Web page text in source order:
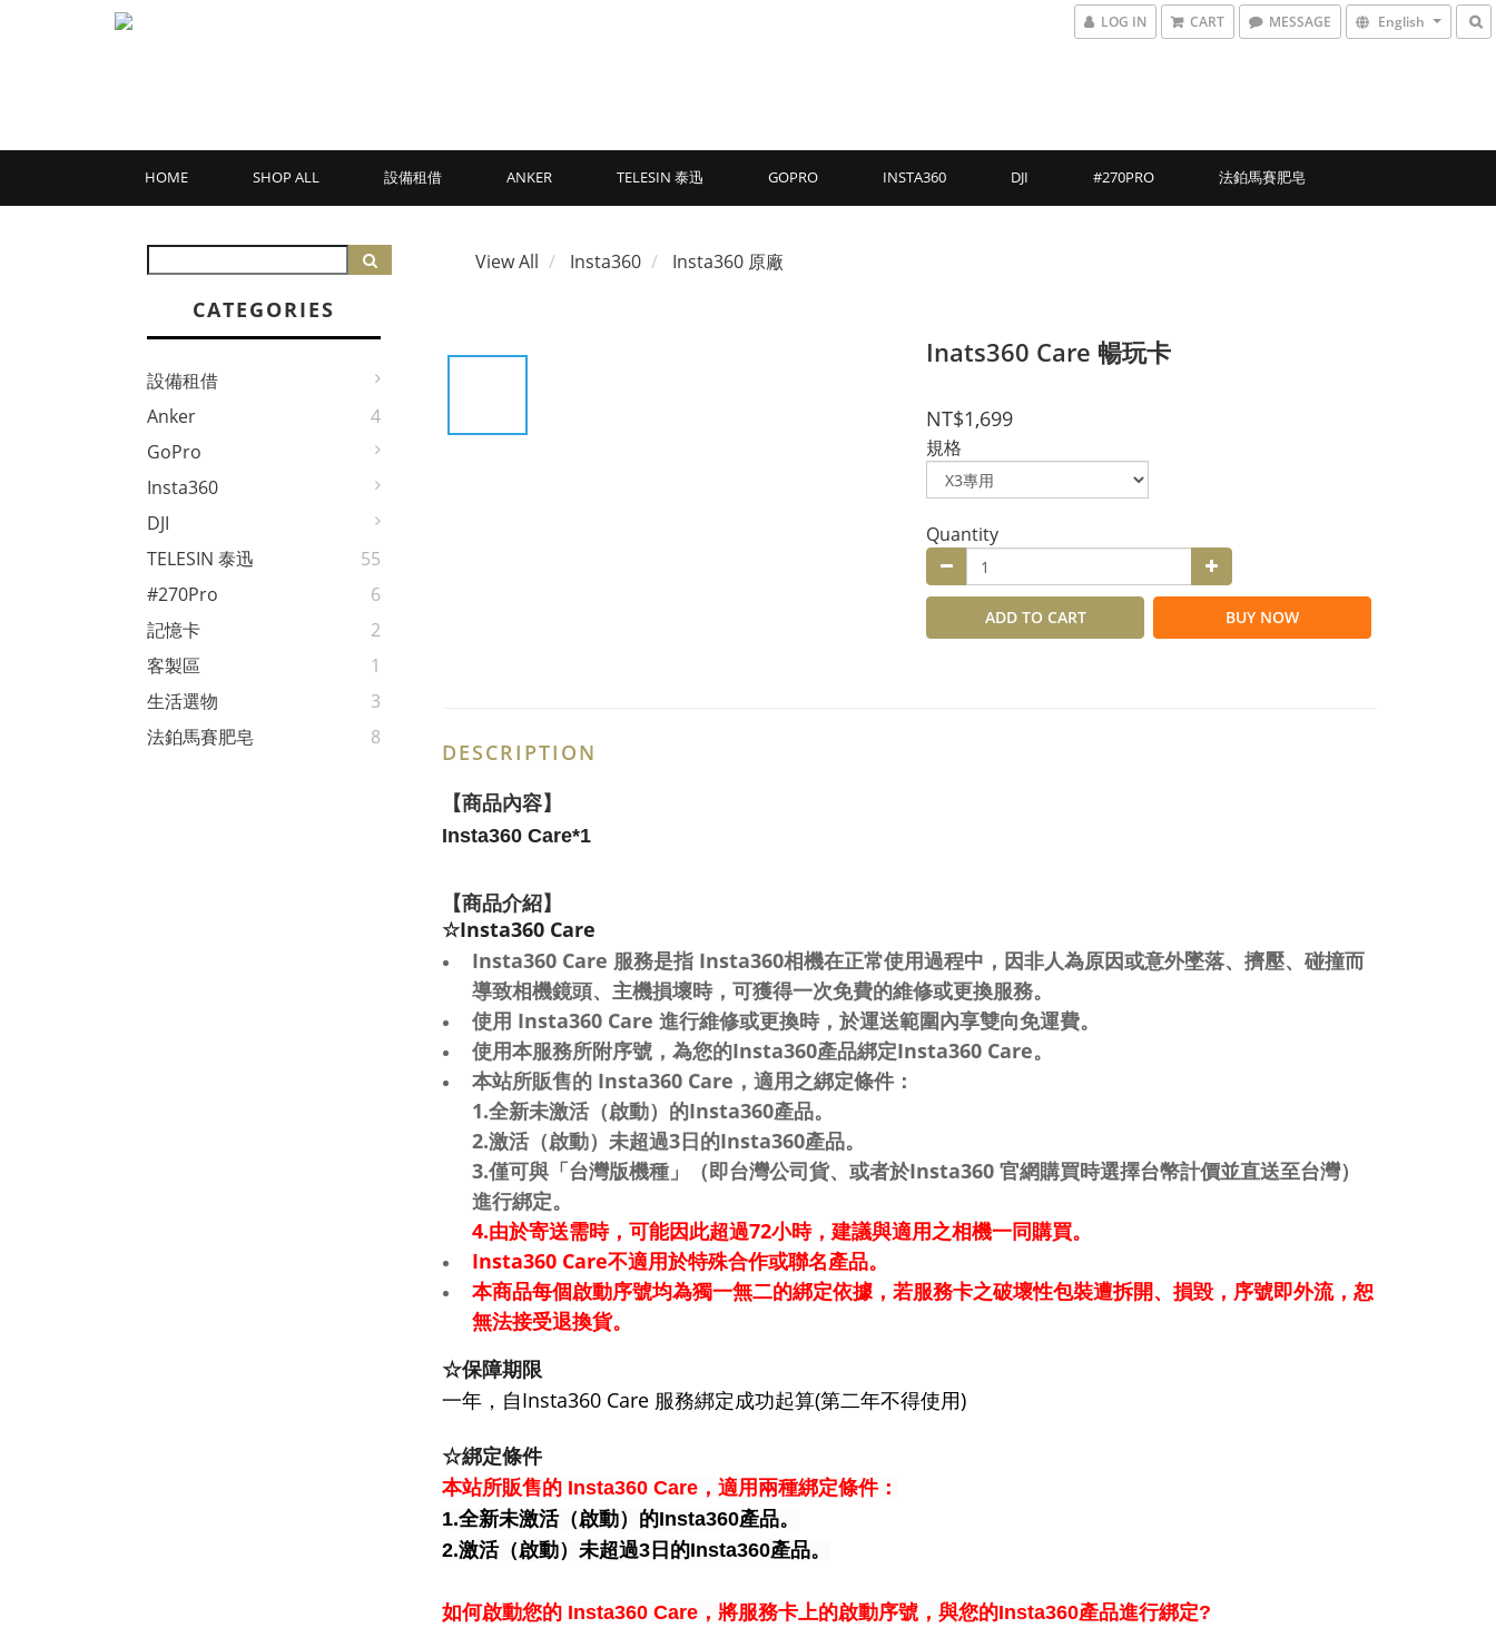
LOG IN CART MESSAGE English
HOME SHOP ALL 設備租借 ANKER TELESIN 泰迅 GOPRO INSTA360 DJI #270PRO 法鉑馬賽肥皂
CATEGORIES
設備租借
Anker
4
GoPro
Insta360
DJI
TELESIN 泰迅
55
#270Pro
6
記憶卡
2
客製區
1
生活選物
3
法鉑馬賽肥皂
8
View All Insta360 Insta360 原廠
Inats360 Care 暢玩卡
NT$1,699
規格
Quantity
ADD TO CART BUY NOW
DESCRIPTION
【商品內容】
Insta360 Care*1
【商品介紹】
☆Insta360 Care
Insta360 Care 服務是指 Insta360相機在正常使用過程中，因非人為原因或意外墜落、擠壓、碰撞而
導致相機鏡頭、主機損壞時，可獲得一次免費的維修或更換服務。
使用 Insta360 Care 進行維修或更換時，於運送範圍內享雙向免運費。
使用本服務所附序號，為您的Insta360產品綁定Insta360 Care。
本站所販售的 Insta360 Care，適用之綁定條件：
1.全新未激活（啟動）的Insta360產品。
2.激活（啟動）未超過3日的Insta360產品。
3.僅可與「台灣版機種」（即台灣公司貨、或者於Insta360 官網購買時選擇台幣計價並直送至台灣）
進行綁定。
4.由於寄送需時，可能因此超過72小時，建議與適用之相機一同購買。
Insta360 Care不適用於特殊合作或聯名產品。
本商品每個啟動序號均為獨一無二的綁定依據，若服務卡之破壞性包裝遭拆開、損毀，序號即外流，恕
無法接受退換貨。
☆保障期限
一年，自Insta360 Care 服務綁定成功起算(第二年不得使用)
☆綁定條件
本站所販售的 Insta360 Care，適用兩種綁定條件：
1.全新未激活（啟動）的Insta360產品。
2.激活（啟動）未超過3日的Insta360產品。
如何啟動您的 Insta360 Care，將服務卡上的啟動序號，與您的Insta360產品進行綁定?